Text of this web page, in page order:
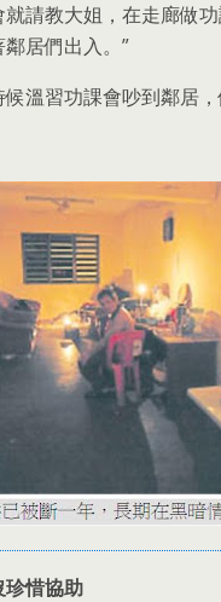
請教大姐，在走廊做
居們出入。”
溫習功課會吵到鄰居
珍惜協助